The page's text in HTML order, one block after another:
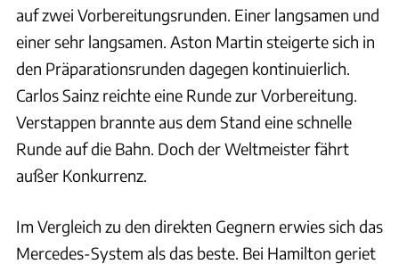
auf zwei Vorbereitungsrunden. Einer langsamen und
einer sehr langsamen. Aston Martin steigerte sich in
den Präparationsrunden dagegen kontinuierlich.
Carlos Sainz reichte eine Runde zur Vorbereitung.
Verstappen brannte aus dem Stand eine schnelle
Runde auf die Bahn. Doch der Weltmeister fährt
außer Konkurrenz.
Im Vergleich zu den direkten Gegnern erwies sich das
Mercedes-System als das beste. Bei Hamilton geriet